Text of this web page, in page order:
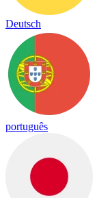
Deutsch
português